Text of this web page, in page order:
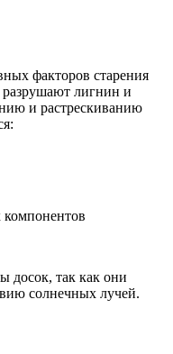
факторов старения
разрушают лигнин и
и растрескиванию
досок, так как они
солнечных лучей.